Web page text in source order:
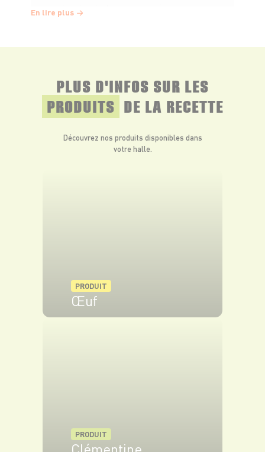
sucre. Ajoutez le beurre coupé en morceaux, le
jus et les zestes des clémentines et du citron.
frémissant et fouettez le mélange pendant 15 à
20 minutes jusqu’à ce que la préparation
épaississe. Coulez le curd aux clémentines dans
les fonds de tarte et laissez prendre au frais au
moins deux heures.
chalumeau.
En lire plus
PLUS D'INFOS SUR LES
PRODUITS DE LA RECETTE
Découvrez nos produits disponibles dans
votre halle.
PRODUIT
Œuf
PRODUIT